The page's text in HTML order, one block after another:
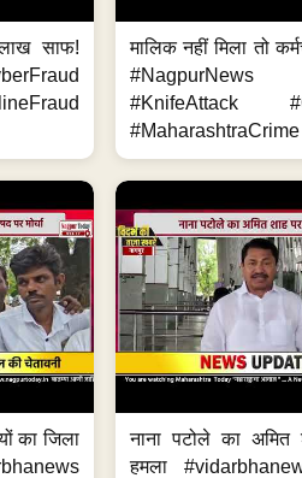
साफ!
मालिक नहीं मिला तो
#KnifeAttack
#MaharashtraCrime
का जिला
नाना पटोले का अमित
हमला